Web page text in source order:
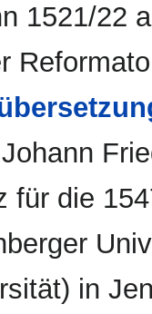
1521/22
für die
in